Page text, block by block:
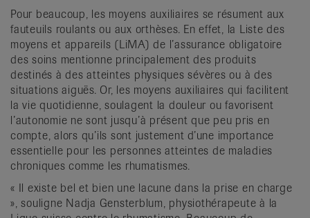
Pour beaucoup, les moyens auxiliaires se résument aux
fauteuils roulants ou aux orthèses. En effet, la Liste des
moyens et appareils (LiMA) de l’assurance obligatoire
des soins mentionne principalement des produits
destinés à des atteintes physiques sévères ou à des
situations aiguës. Or, les moyens auxiliaires qui facilitent
la vie quotidienne, soulagent la douleur ou favorisent
l’autonomie ne sont jusqu’à présent que peu pris en
compte, alors qu’ils sont justement d’une importance
essentielle pour les personnes atteintes de maladies
chroniques comme les rhumatismes.
« Il existe bel et bien une lacune dans la prise en charge
», souligne Nadja Gensterblum, physiothérapeute à la